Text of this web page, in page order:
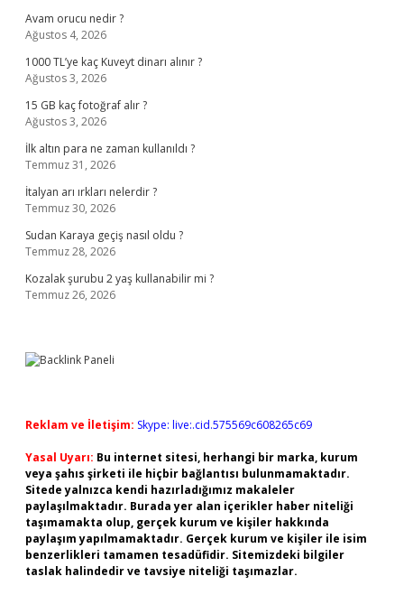
Avam orucu nedir ?
Ağustos 4, 2026
1000 TL’ye kaç Kuveyt dinarı alınır ?
Ağustos 3, 2026
15 GB kaç fotoğraf alır ?
Ağustos 3, 2026
İlk altın para ne zaman kullanıldı ?
Temmuz 31, 2026
İtalyan arı ırkları nelerdir ?
Temmuz 30, 2026
Sudan Karaya geçiş nasıl oldu ?
Temmuz 28, 2026
Kozalak şurubu 2 yaş kullanabilir mi ?
Temmuz 26, 2026
Reklam ve İletişim: Skype: live:.cid.575569c608265c69
Yasal Uyarı: Bu internet sitesi, herhangi bir marka, kurum
veya şahıs şirketi ile hiçbir bağlantısı bulunmamaktadır.
Sitede yalnızca kendi hazırladığımız makaleler
paylaşılmaktadır. Burada yer alan içerikler haber niteliği
taşımamakta olup, gerçek kurum ve kişiler hakkında
paylaşım yapılmamaktadır. Gerçek kurum ve kişiler ile isim
benzerlikleri tamamen tesadüfidir. Sitemizdeki bilgiler
taslak halindedir ve tavsiye niteliği taşımazlar.